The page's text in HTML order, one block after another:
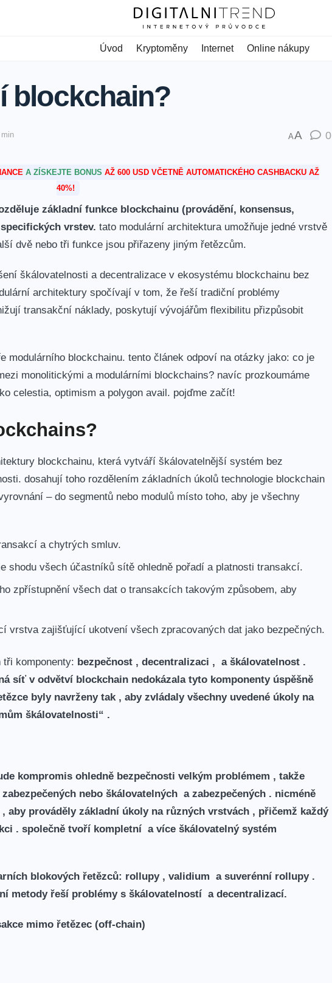
Úvod Kryptoměny Internet Online nákupy
blockchain?
AA 0
A ZÍSKEJTE BONUS AŽ 600 USD VČETNĚ AUTOMATICKÉHO CASHBACKU AŽ
40%!
základní funkce blockchainu (provádění,‍ konsensus,
vrstev. tato modulární architektura umožňuje jedné ‍vrstvě
dvě nebo⁣ tři funkce jsou přiřazeny jiným řetězcům.
škálovatelnosti a decentralizace v ekosystému ​blockchainu bez
architektury spočívají⁣ v tom, že řeší tradiční problémy
transakční náklady, poskytují vývojářům flexibilitu přizpůsobit
modulárního blockchainu. tento ‌článek odpoví na otázky jako: co je
monolitickými a modulárními ​blockchains? navíc prozkoumáme
celestia, optimism ‍a polygon‍ avail. pojďme začít!
blockchainu, která vytváří škálovatelnější systém bez
dosahují toho rozdělením základních úkolů technologie blockchain‍
– do segmentů nebo modulů místo toho, aby je všechny​
a chytrých smluv.
shodu všech účastníků sítě ohledně pořadí a platnosti transakcí.
zpřístupnění všech dat o transakcích takovým způsobem,⁢ aby
vrstva zajišťující ukotvení všech zpracovaných dat jako bezpečných.
tři komponenty: bezpečnost , decentralizaci , ⁤ a škálovatelnost ⁤.
síť v ⁤odvětví blockchain nedokázala tyto⁢ komponenty úspěšně
byly navrženy tak ,⁤ aby zvládaly všechny uvedené úkoly na
škálovatelnosti“ .
kompromis ohledně bezpečnosti velkým problémem , takže
nebo škálovatelných a zabezpečených . nicméně
aby prováděly základní úkoly na různých ⁢vrstvách , přičemž každý
. ‍společně tvoří kompletní a více škálovatelný systém
blokových řetězců: rollupy , validium a suverénní rollupy .
metody řeší problémy s škálovatelností a decentralizací.
mimo řetězec (off-chain)